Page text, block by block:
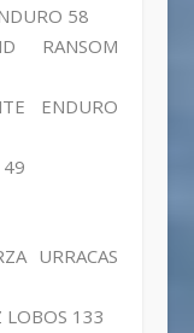
58
RANSOM
ENDURO
49
URRACAS
LOBOS 133